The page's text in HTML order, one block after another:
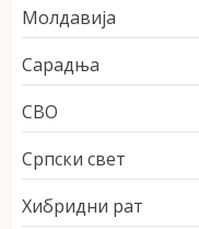
Молдавија
Сарадња
СВО
Српски свет
Хибридни рат